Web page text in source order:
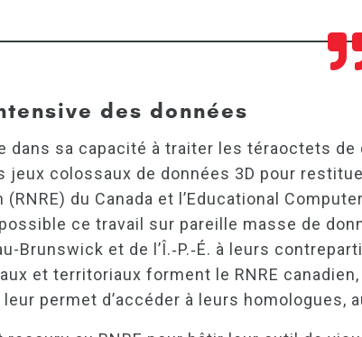
des données
dans sa capacité à traiter les téraoctets
colossaux de données 3D pour
du Canada et l’Educational
ce travail sur pareille masse de
Brunswick et de l’Î.‑P.‑É. à leurs
et territoriaux forment le RNRE
permet d’accéder à leurs